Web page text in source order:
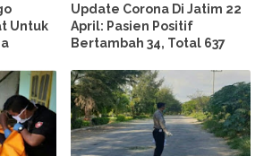
Untuk
Update Corona Di Jatim 22
April: Pasien Positif
Bertambah 34, Total 637